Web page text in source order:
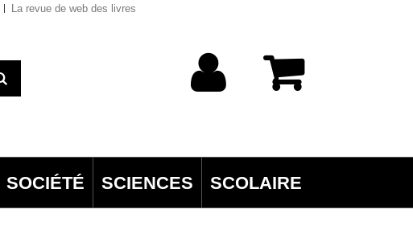
La revue de web des livres
SOCIÉTÉ SCIENCES SCOLAIRE